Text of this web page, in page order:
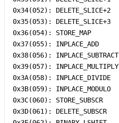
0x34(052): DELETE_SLICE+2
0x35(053): DELETE_SLICE+3
0x36(054): STORE_MAP
0x37(055): INPLACE_ADD
0x38(056): INPLACE_SUBTRACT
0x39(057): INPLACE_MULTIPLY
0x3A(058): INPLACE_DIVIDE
0x3B(059): INPLACE_MODULO
0x3C(060): STORE_SUBSCR
0x3D(061): DELETE_SUBSCR